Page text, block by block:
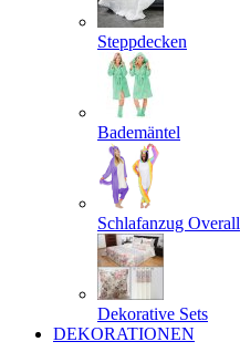
Steppdecken
Bademäntel
Schlafanzug Overall
Dekorative Sets
DEKORATIONEN